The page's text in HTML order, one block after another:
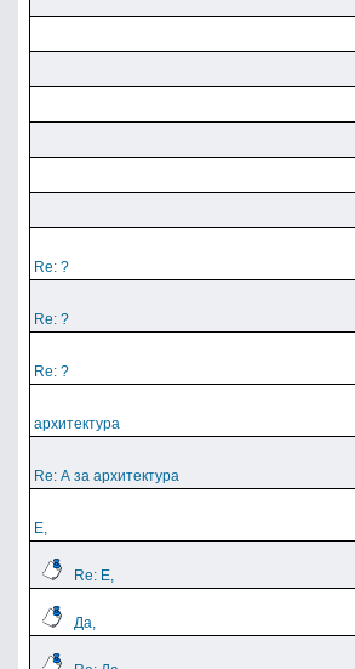
Re: ?
Re: ?
Re: ?
архитектура
Re: А за архитектура
Е,
Re: Е,
Да,